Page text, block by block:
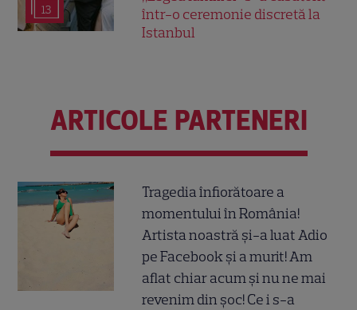
13
într-o ceremonie discretă la
Istanbul
ARTICOLE PARTENERI
Tragedia înfiorătoare a
momentului în România!
Artista noastră și-a luat Adio
pe Facebook și a murit! Am
aflat chiar acum și nu ne mai
revenim din șoc! Ce i s-a